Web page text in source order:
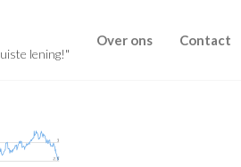
lening!"
Over ons Contact